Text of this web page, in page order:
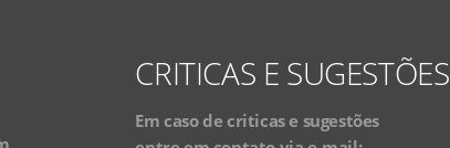
CRITICAS E SUGESTÕES
Em caso de criticas e sugestões